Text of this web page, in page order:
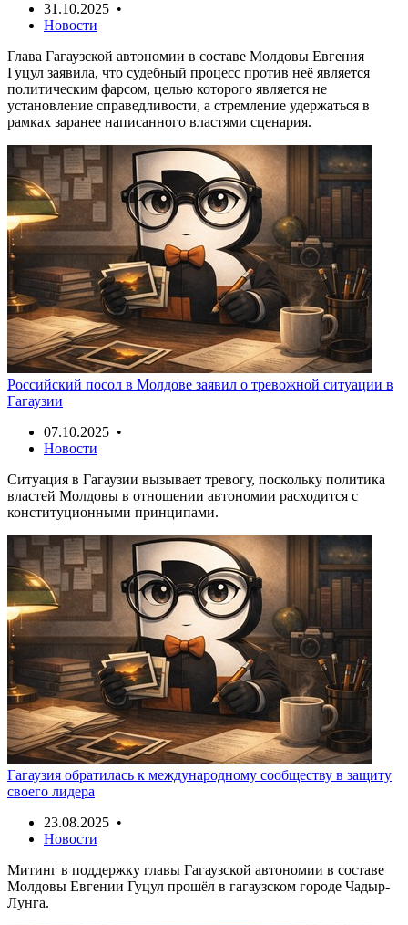
31.10.2025 •
Новости
Глава Гагаузской автономии в составе Молдовы Евгения
Гуцул заявила, что судебный процесс против неё является
политическим фарсом, целью которого является не
установление справедливости, а стремление удержаться в
рамках заранее написанного властями сценария.
Российский посол в Молдове заявил о тревожной ситуации в
Гагаузии
07.10.2025 •
Новости
Ситуация в Гагаузии вызывает тревогу, поскольку политика
властей Молдовы в отношении автономии расходится с
конституционными принципами.
Гагаузия обратилась к международному сообществу в защиту
своего лидера
23.08.2025 •
Новости
Митинг в поддержку главы Гагаузской автономии в составе
Молдовы Евгении Гуцул прошёл в гагаузском городе Чадыр-
Лунга.